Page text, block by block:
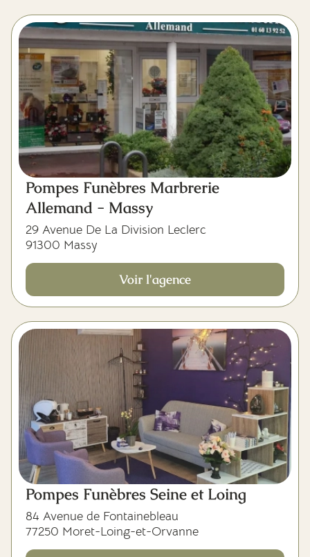
Pompes Funèbres Marbrerie
Allemand - Massy
29 Avenue De La Division Leclerc
91300 Massy
Voir l'agence
Pompes Funèbres Seine et Loing
84 Avenue de Fontainebleau
77250 Moret-Loing-et-Orvanne